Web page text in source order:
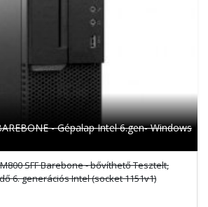
- Gépalap Intel 6.gen- Windows
SFF Barebone - bővíthető Tesztelt,
6. generációs Intel (socket 1151v1)